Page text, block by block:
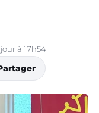
jour à 17h54